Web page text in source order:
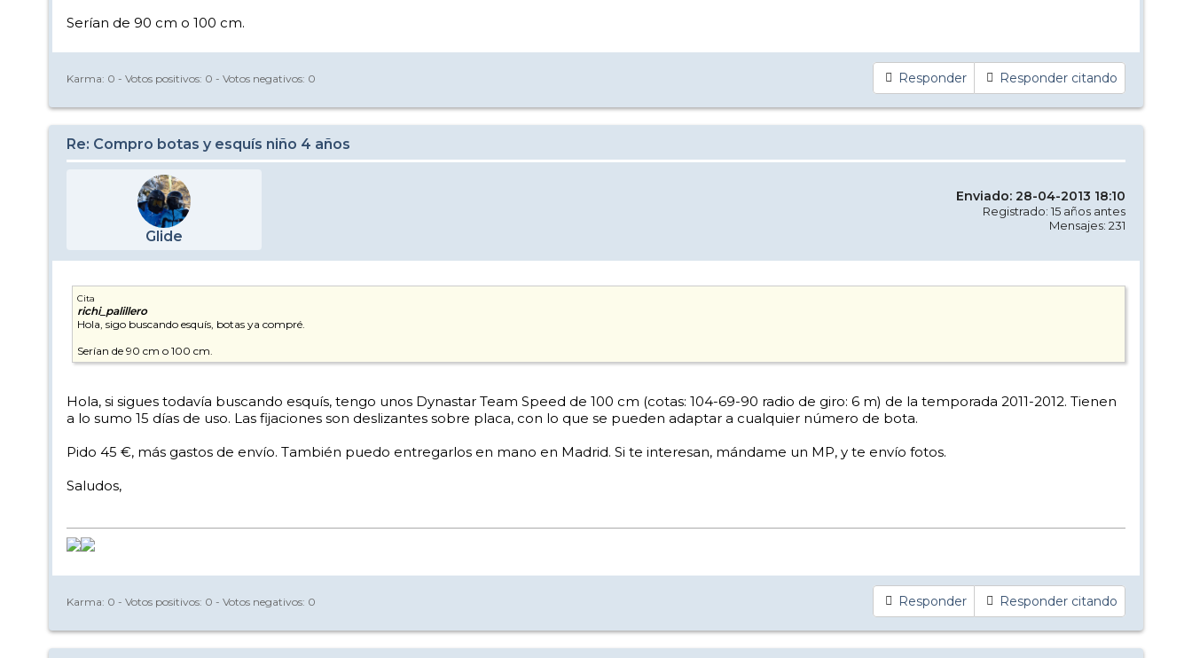
Serían de 90 cm o 100 cm.
Responder Responder citando
Karma: 0 - Votos positivos: 0 - Votos negativos: 0
Re: Compro botas y esquís niño 4 años
Glide
Enviado: 28-04-2013 18:10
Registrado: 15 años antes
Mensajes: 231
Cita
richi_palillero
Hola, sigo buscando esquís, botas ya compré.
Serían de 90 cm o 100 cm.
Hola, si sigues todavía buscando esquís, tengo unos Dynastar Team Speed de 100 cm (cotas: 104-69-90 radio de giro: 6 m) de la temporada 2011-2012. Tienen
a lo sumo 15 días de uso. Las fijaciones son deslizantes sobre placa, con lo que se pueden adaptar a cualquier número de bota.
Pido 45 €, más gastos de envío. También puedo entregarlos en mano en Madrid. Si te interesan, mándame un MP, y te envío fotos.
Saludos,
Responder Responder citando
Karma: 0 - Votos positivos: 0 - Votos negativos: 0